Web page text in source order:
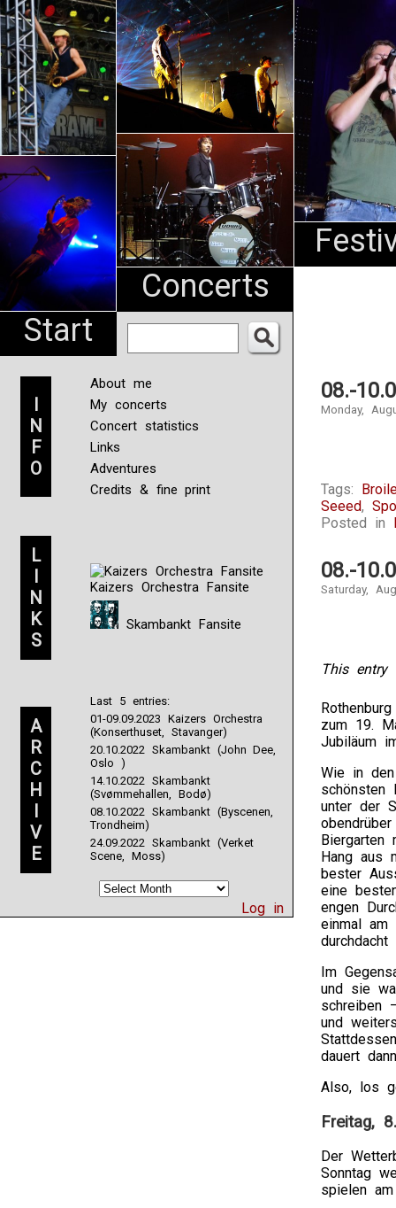
Start
Concerts
An
Pharma
NL
I
N
F
O
About me
My concerts
Concert statistics
Links
Adventures
Credits & fine print
L
I
N
K
S
Kaizers Orchestra Fansite
Skambankt Fansite
A
R
C
H
I
V
E
Last 5 entries:
01-09.09.2023 Kaizers Orchestra
(Konserthuset, Stavanger)
20.10.2022 Skambankt (John Dee,
Oslo )
14.10.2022 Skambankt
(Svømmehallen, Bodø)
08.10.2022 Skambankt (Byscenen,
Trondheim)
24.09.2022 Skambankt (Verket
Scene, Moss)
Log in
08.-
Monday,
Tags:
Seeed,
Posted in
08.-
Saturday,
This entry
zum 19.
Jubiläum
Wie in
schönsten
unter der
Biergarten
Hang aus
bester
eine
engen
einmal am
Im
und sie
schreiben
und
dauert
Also, los
Freitag,
Der
Sonntag
spielen